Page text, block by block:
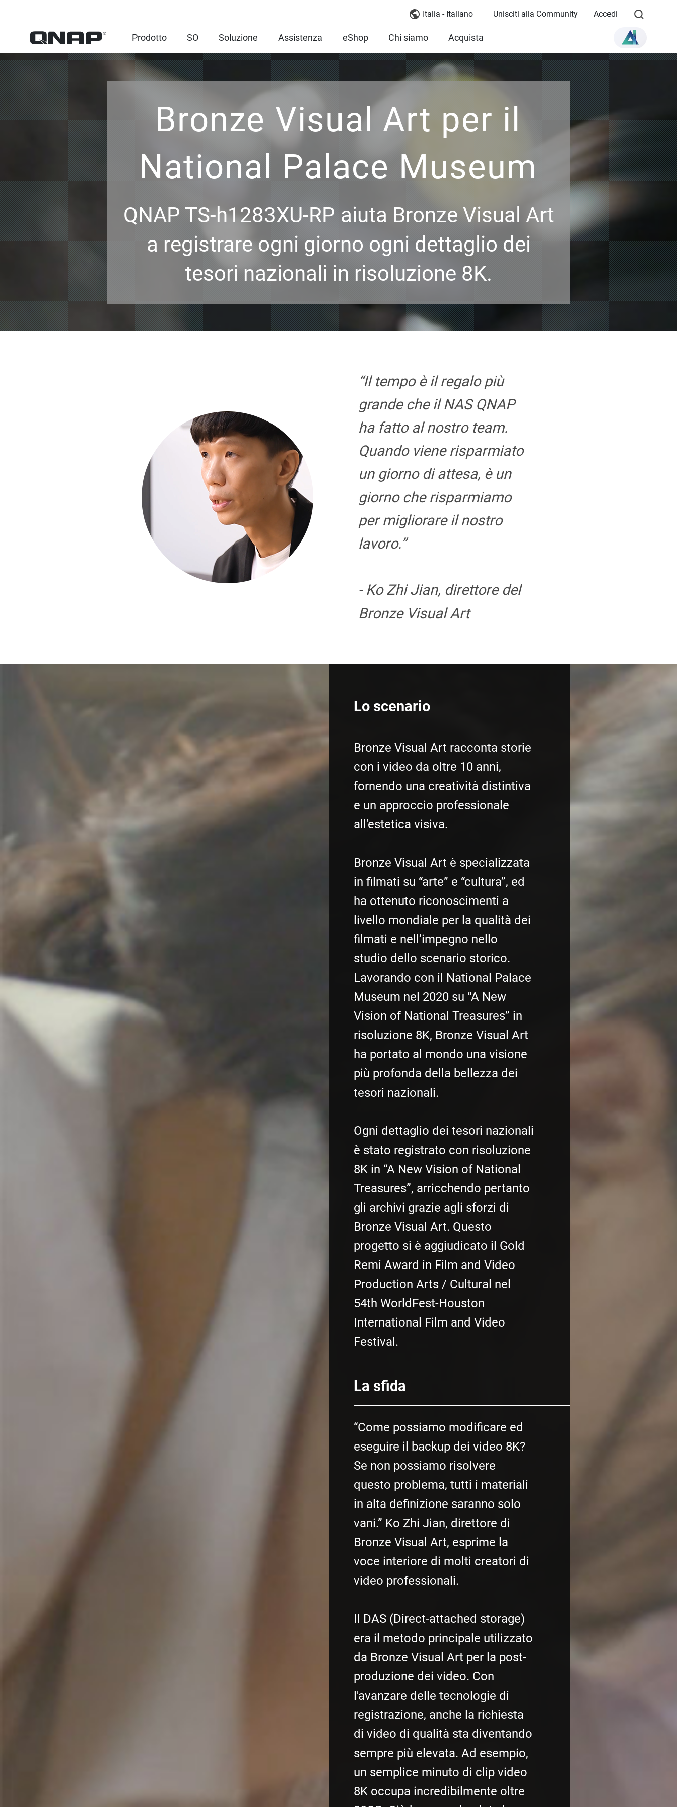
Italia - Italiano Unisciti alla Community Accedi
Prodotto SO Soluzione Assistenza eShop Chi siamo Acquista
Bronze Visual Art per il
National Palace Museum
QNAP TS-h1283XU-RP aiuta Bronze Visual Art
a registrare ogni giorno ogni dettaglio dei
tesori nazionali in risoluzione 8K.
“Il tempo è il regalo più
grande che il NAS QNAP
ha fatto al nostro team.
Quando viene risparmiato
un giorno di attesa, è un
giorno che risparmiamo
per migliorare il nostro
lavoro.”
- Ko Zhi Jian, direttore del
Bronze Visual Art
Lo scenario
Bronze Visual Art racconta storie
con i video da oltre 10 anni,
fornendo una creatività distintiva
e un approccio professionale
all'estetica visiva.
Bronze Visual Art è specializzata
in filmati su “arte” e “cultura”, ed
ha ottenuto riconoscimenti a
livello mondiale per la qualità dei
filmati e nell’impegno nello
studio dello scenario storico.
Lavorando con il National Palace
Museum nel 2020 su “A New
Vision of National Treasures” in
risoluzione 8K, Bronze Visual Art
ha portato al mondo una visione
più profonda della bellezza dei
tesori nazionali.
Ogni dettaglio dei tesori nazionali
è stato registrato con risoluzione
8K in “A New Vision of National
Treasures”, arricchendo pertanto
gli archivi grazie agli sforzi di
Bronze Visual Art. Questo
progetto si è aggiudicato il Gold
Remi Award in Film and Video
Production Arts / Cultural nel
54th WorldFest-Houston
International Film and Video
Festival.
La sfida
“Come possiamo modificare ed
eseguire il backup dei video 8K?
Se non possiamo risolvere
questo problema, tutti i materiali
in alta definizione saranno solo
vani.” Ko Zhi Jian, direttore di
Bronze Visual Art, esprime la
voce interiore di molti creatori di
video professionali.
Il DAS (Direct-attached storage)
era il metodo principale utilizzato
da Bronze Visual Art per la post-
produzione dei video. Con
l'avanzare delle tecnologie di
registrazione, anche la richiesta
di video di qualità sta diventando
sempre più elevata. Ad esempio,
un semplice minuto di clip video
8K occupa incredibilmente oltre